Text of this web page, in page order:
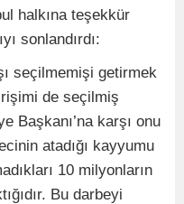
halkına teşekkür
sonlandırdı:
seçilmemişi getirmek
de seçilmiş
Başkanı’na karşı onu
atadığı kayyumu
10 milyonların
Bu darbeyi